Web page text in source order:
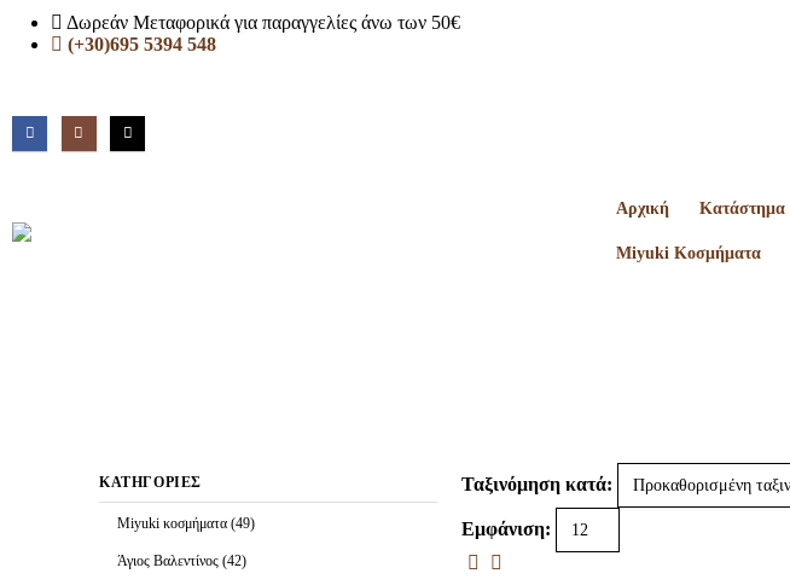
Δωρεάν Μεταφορικά για παραγγελίες άνω των 50€
(+30)695 5394 548
Αρχική Κατάστημα
Miyuki Κοσμήματα
Ταξινόμηση κατά:
Εμφάνιση:
ΚΑΤΗΓΟΡΊΕΣ
Miyuki κοσμήματα (49)
Άγιος Βαλεντίνος (42)